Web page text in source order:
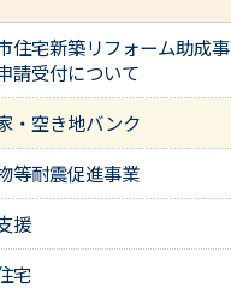
住宅新築リフォーム助成事
請受付について
・空き地バンク
等耐震促進事業
援
宅